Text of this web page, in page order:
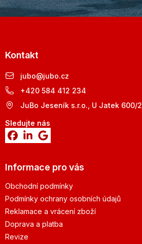
Kontakt
jubo@jubo.cz
+420 584 412 234
JuBo Jeseník s.r.o., U Jatek 600/2
Sledujte nás
Informace pro vás
Obchodní podmínky
Podmínky ochrany osobních údajů
Reklamace a vrácení zboží
Doprava a platba
Revize